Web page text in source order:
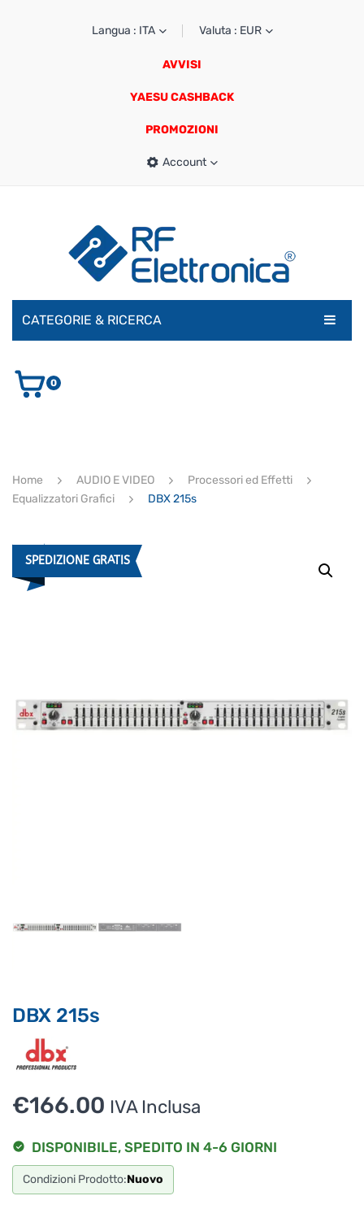
Langua : ITA Valuta : EUR
AVVISI
YAESU CASHBACK
PROMOZIONI
Account
CATEGORIE & RICERCA
AUDIO E VIDEO
ULTIMI ARRIVI
0
Home AUDIO E VIDEO
Processori ed Effetti
Equalizzatori Grafici
DBX 215s
SPEDIZIONE GRATIS
DBX 215s
€166.00 IVA Inclusa
DISPONIBILE, SPEDITO IN 4-6 GIORNI
Condizioni Prodotto:Nuovo
Ciao, Come posso aiutarti?
Puoi chiedermi informazioni generali o specifiche su certi
prodotti.
assicurati di indicarne il nome completo